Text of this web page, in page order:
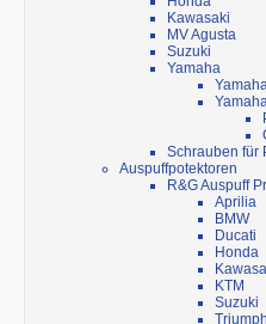
Kawasaki
MV Agusta
Suzuki
Yamaha
Schrauben für
Auspuffpotektoren
R&G Auspuff
Aprilia
BMW
Ducati
Honda
KTM
Suzuki
Triumph